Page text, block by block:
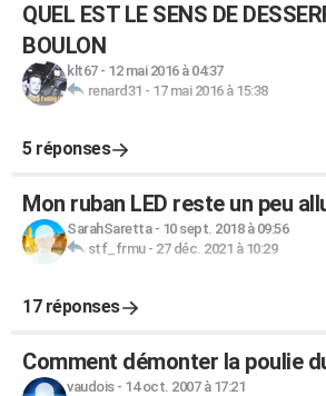
QUEL EST LE SENS DE
BOULON
klt67- 12 mai 2016 à 04:37
renard31 - 17 mai 2016 à 15:38
5 réponses
Mon ruban LED reste un peu
SarahSaretta- 10 sept. 2018 à 09:56
stf_frmu- 27 déc. 2021 à 10:29
17 réponses
Comment démonter la poulie
vaudois- 14 oct. 2007 à 17:21